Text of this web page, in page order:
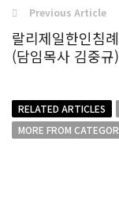
Previous Article
랄리제일한인침
(담임목사 김중규)
RELATED ARTICLES
MORE FROM